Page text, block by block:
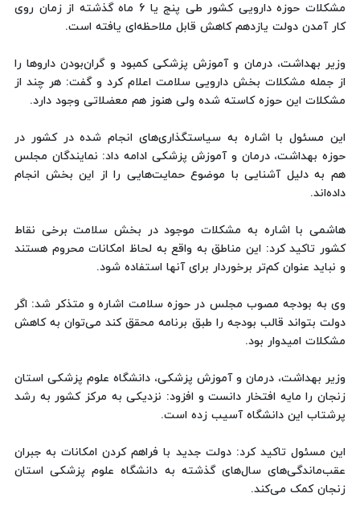
مشکلات حوزه دارویی کشور طی پنج یا 6 ماه گذشته از زمان روی
کار آمدن دولت یازدهم کاهش قابل ملاحظه‌ای یافته است.
وزیر بهداشت، درمان و آموزش پزشکی کمبود و گران‌بودن داروها را
از جمله مشکلات بخش دارویی سلامت اعلام کرد و گفت: هر چند از
مشکلات این حوزه کاسته شده ولی هنوز هم معضلاتی وجود دارد.
این مسئول با اشاره به سیاستگذاری‌های انجام شده در کشور در
حوزه بهداشت، درمان و آموزش پزشکی ادامه داد: نمایندگان مجلس
هم به دلیل آشنایی با موضوع حمایت‌هایی را از این بخش انجام
داده‌اند.
هاشمی با اشاره به مشکلات موجود در بخش سلامت برخی نقاط
کشور تاکید کرد: این مناطق به واقع به لحاظ امکانات محروم هستند
و نباید عنوان کم‌تر برخوردار برای آنها استفاده شود.
وی به بودجه مصوب مجلس در حوزه سلامت اشاره و متذکر شد: اگر
دولت بتواند قالب بودجه را طبق برنامه محقق کند می‌توان به کاهش
مشکلات امیدوار بود.
وزیر بهداشت، درمان و آموزش پزشکی، دانشگاه علوم پزشکی استان
زنجان را مایه افتخار دانست و افزود: نزدیکی به مرکز کشور به رشد
پرشتاب این دانشگاه آسیب زده است.
این مسئول تاکید کرد: دولت جدید با فراهم کردن امکانات به جبران
عقب‌ماندگی‌های سال‌های گذشته به دانشگاه علوم پزشکی استان
زنجان کمک می‌کند.